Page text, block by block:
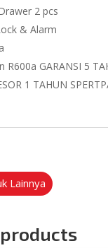
2 pcs
& Alarm
R600a GARANSI 5
1 TAHUN
Lainnya